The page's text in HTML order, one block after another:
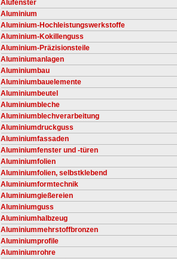
Alufenster
Aluminium
Aluminium-Hochleistungswerkstoffe
Aluminium-Kokillenguss
Aluminium-Präzisionsteile
Aluminiumanlagen
Aluminiumbau
Aluminiumbauelemente
Aluminiumbeutel
Aluminiumbleche
Aluminiumblechverarbeitung
Aluminiumdruckguss
Aluminiumfassaden
Aluminiumfenster und -türen
Aluminiumfolien
Aluminiumfolien, selbstklebend
Aluminiumformtechnik
Aluminiumgießereien
Aluminiumguss
Aluminiumhalbzeug
Aluminiummehrstoffbronzen
Aluminiumprofile
Aluminiumrohre